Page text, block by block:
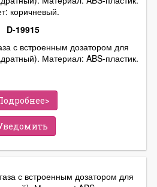
D-19915
с встроенным дозатором для
Материал: ABS-пластик.